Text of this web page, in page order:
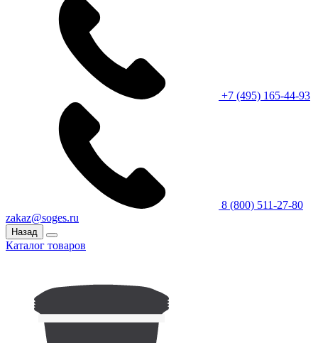
+7 (495) 165-44-93
8 (800) 511-27-80
zakaz@soges.ru
Назад
Каталог товаров